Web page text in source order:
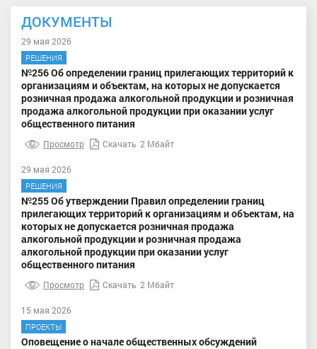
ДОКУМЕНТЫ
29 мая 2026
РЕШЕНИЯ
№256 Об определении границ прилегающих территорий к
организациям и объектам, на которых не допускается
розничная продажа алкогольной продукции и розничная
продажа алкогольной продукции при оказании услуг
общественного питания
Просмотр Скачать 2 Мбайт
29 мая 2026
РЕШЕНИЯ
№255 Об утверждении Правил определении границ
прилегающих территорий к организациям и объектам, на
которых не допускается розничная продажа
алкогольной продукции и розничная продажа
алкогольной продукции при оказании услуг
общественного питания
Просмотр Скачать 2 Мбайт
15 мая 2026
ПРОЕКТЫ
Оповещение о начале общественных обсуждений